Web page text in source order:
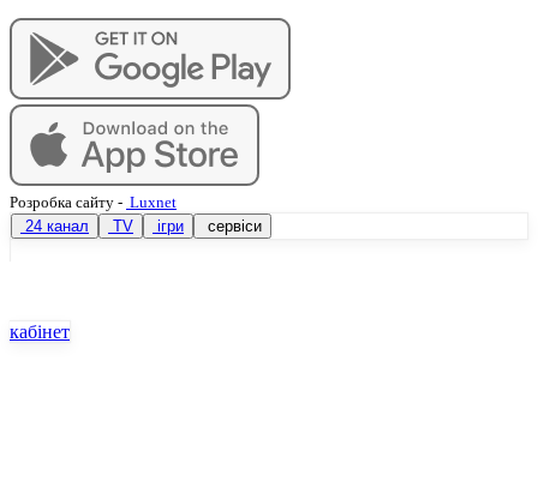
Розробка сайту - Luxnet
24 канал
TV ігри сервіси
кабінет